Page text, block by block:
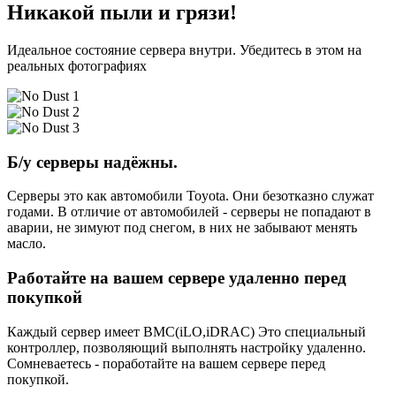
Никакой пыли и грязи!
Идеальное состояние сервера внутри. Убедитесь в этом на
реальных фотографиях
Б/у серверы надёжны.
Серверы это как автомобили Toyota. Они безотказно служат
годами. В отличие от автомобилей - серверы не попадают в
аварии, не зимуют под снегом, в них не забывают менять
масло.
Работайте на вашем сервере удаленно перед
покупкой
Каждый сервер имеет BMC(iLO,iDRAC) Это специальный
контроллер, позволяющий выполнять настройку удаленно.
Сомневаетесь - поработайте на вашем сервере перед
покупкой.